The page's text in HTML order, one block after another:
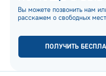
Вы можете позвонить нам
расскажем о свободных
ПОЛУЧИТЬ